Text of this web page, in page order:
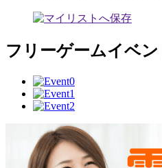
フリーゲームイベン